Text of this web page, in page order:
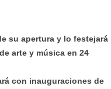
su apertura y lo festejará
arte y música en 24
con inauguraciones de